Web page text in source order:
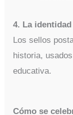
4. La
Los sellos
historia,
educativa.
Cómo se